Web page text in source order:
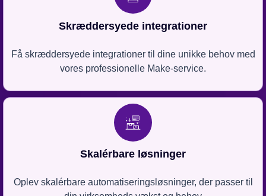
Skræddersyede integrationer
Få skræddersyede integrationer til dine unikke behov med
vores professionelle Make-service.
Skalérbare løsninger
Oplev skalérbare automatiseringsløsninger, der passer til